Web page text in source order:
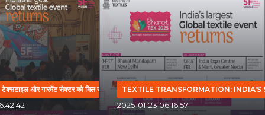
और गारमेंट सेक्टर को मिल सकती है प्रोत्साहनों की सौगातTEXTILE TRANSFORMATION:
2025-01-23 06:16:57